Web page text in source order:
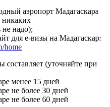
аэропорт Мадагаскара
никаких
не надо);
для е-визы на Мадагаскар:
home
(уточняйте при
менее 15 дней
не более 30 дней
не более 60 дней